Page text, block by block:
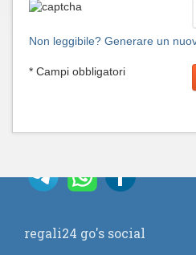
Non leggibile? Generare un
* Campi obbligatori
regali24 go's social